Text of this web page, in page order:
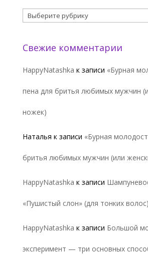
Рубрики
Свежие комментарии
HappyNatashka к записи «Бурная
пена для бритья любимых мужчин
ножек)
Наталья к записи «Бурная
бритья любимых мужчин (или
HappyNatashka к записи
«Пушистый слон» (для тонких волос)
HappyNatashka к записи Большой
эксперимент — три основных